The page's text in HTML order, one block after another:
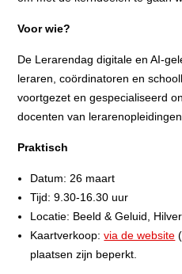
Voor wie?
De Lerarendag digitale en AI-
leraren, coördinatoren en
voortgezet en gespecialiseerd
docenten van
Praktisch
Datum: 26 maart
Tijd: 9.30-16.30 uur
Locatie: Beeld & Geluid,
Kaartverkoop:via de website
plaatsen zijn beperkt.